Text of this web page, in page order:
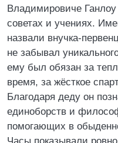
Владимировиче
советах и учениях.
назвали внучка-
не забывал
ему был обязан за
время, за жёсткое
Благодаря деду он
единоборств и
помогающих в